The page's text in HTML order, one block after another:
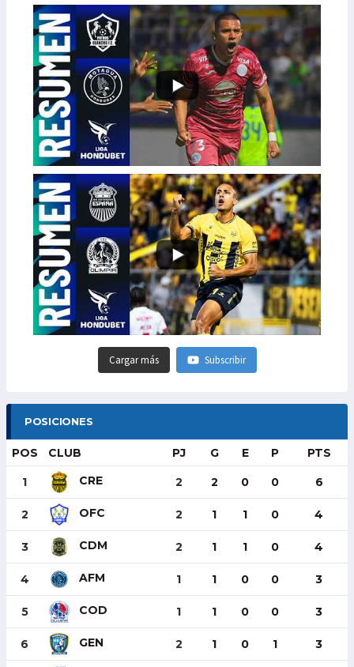
Cargar más Subscribir
POSICIONES
POS CLUB PJ G E P PTS
1 CRE 2 2 0 0 6
2 OFC 2 1 1 0 4
3 CDM 2 1 1 0 4
4 AFM 1 1 0 0 3
5 COD 1 1 0 0 3
6 GEN 2 1 0 1 3